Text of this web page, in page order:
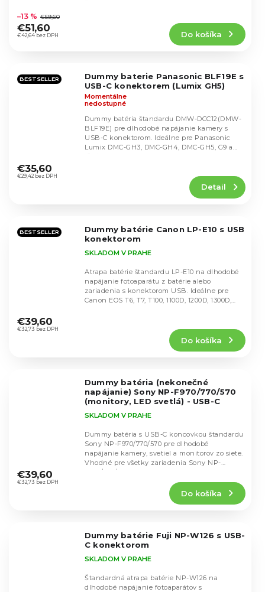
hodnotenie
produktu
je
hviezdičiek.
€42,64 bez DPH
–13 % €59,60
€51,60
Do košíka
BESTSELLER
Dummy baterie Panasonic BLF19E s
USB-C konektorem (Lumix GH5)
hodnotenie
produktu
hviezdičiek.
Momentálne
nedostupné
€29,42 bez DPH
€35,60
Detail
Dummy batéria štandardu DMW-DCC12(DMW-
BLF19E) pre dlhodobé napájanie kamery s
USB-C konektorom. Ideálne pre Panasonic
Lumix DMC-GH3, DMC-GH4, DMC-GH5, G9 a
ďalšími modelmi s...
BESTSELLER
Dummy batérie Canon LP-E10 s USB
konektorom
hodnotenie
produktu
SKLADOM V PRAHE
€32,73 bez DPH
€39,60
Do košíka
Atrapa batérie štandardu LP-E10 na dlhodobé
napájanie fotoaparátu z batérie alebo
zariadenia s konektorom USB. Ideálne pre
Canon EOS T6, T7, T100, 1100D, 1200D, 1300D,
Dummy batéria (nekonečné
napájanie) Sony NP-F970/770/570
(monitory, LED svetlá) - USB-C
hodnotenie
produktu
SKLADOM V PRAHE
€32,73 bez DPH
€39,60
Do košíka
Dummy batéria s USB-C koncovkou štandardu
Sony NP-F970/770/570 pre dlhodobé
napájanie kamery, svetiel a monitorov zo siete.
Vhodné pre všetky zariadenia Sony NP-
F970/770/570.
Dummy batérie Fuji NP-W126 s USB-
C konektorom
SKLADOM V PRAHE
Štandardná atrapa batérie NP-W126 na
dlhodobé napájanie fotoaparátov s